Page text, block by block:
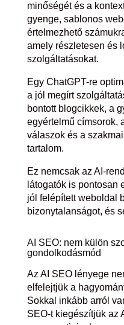
minőségét és a
gyenge, sablonos
értelmezhető
amely részletesen és
szolgáltatásokat.
Egy ChatGPT-re
a jól megírt
bontott blogcikkek, a
egyértelmű címsorok,
válaszok és a
tartalom.
Ez nemcsak az AI-
látogatók is pontosan
jól felépített weboldal
bizonytalanságot, és
AI SEO: nem külön
gondolkodásmód
Az AI SEO lényege
elfelejtjük a
Sokkal inkább arról
SEO-t kiegészítjük az